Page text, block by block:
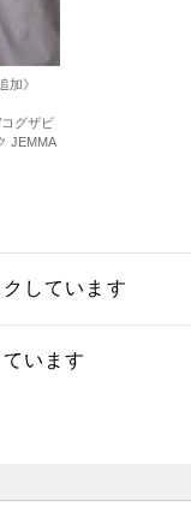
加》
グザビ
JEMMA
しています
います